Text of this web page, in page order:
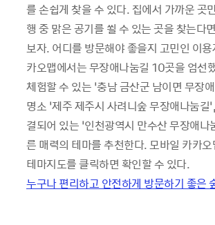
를 손쉽게 찾을 수 있다. 집에서 가까운 곳
행 중 맑은 공기를 쐴 수 있는 곳을 찾는다
보자. 어디를 방문해야 좋을지 고민인 이
카오맵에서는 무장애나눔길 10곳을 엄선
체험할 수 있는 ‘충남 금산군 남이면 무장
명소 ‘제주 제주시 사려니숲 무장애나눔길
결되어 있는 ‘인천광역시 만수산 무장애나
른 매력의 테마를 추천한다. 모바일 카카
테마지도를 클릭하면 확인할 수 있다.
누구나 편리하고 안전하게 방문하기 좋은